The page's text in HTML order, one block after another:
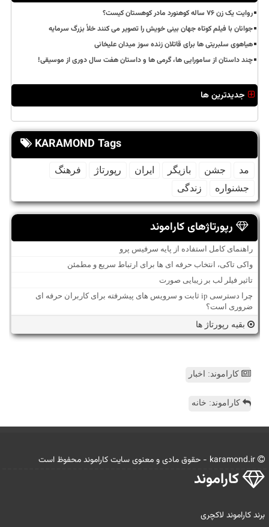
روایت یک زن ۷۶ ساله کوهنورد مادر کوهستان کیست؟
جوانان با فیلم کوتاه جهان بینی خویش را تصویر می کنند خلأ بزرگ سرمایه
هیاهوی سلبریتی ها برای قاتلان زنده سوز میدان علیخانی
چند داستان از سامورایی ها، گرمی ها و داستان هفت سال دوری از موسیقی!
جدیدترین ها
KARAMOND Tags
مد جشن بازیگر ایران رپورتاژ
فرهنگ
جشنواره
زندگی
رپورتاژهای کاراموند
راهنمای کامل استفاده از پایه سرفیس پرو
واکی تاکی، انتخاب حرفه ای ها برای ارتباط سریع و مطمئن
تاثیر فیلر لب بر زیبایی صورت
چرا دسترسی ip ثابت و سرویس های پیشرفته برای کاربران حرفه ای
ضروری است؟
بقیه رپورتاژ ها
کاراموند: اخبار
کاراموند: خانه
كاراموند
برند کاراموند لاکچری